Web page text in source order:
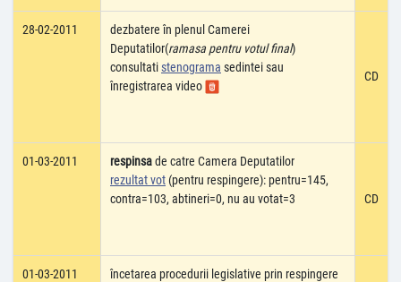
28-02-2011
dezbatere în plenul Camerei
Deputatilor(ramasa pentru votul final)
consultatistenograma sedintei sau
înregistrarea video
CD
01-03-2011 respinsade catre Camera Deputatilor
rezultat vot (pentru respingere): pentru=145,
contra=103, abtineri=0, nu au votat=3
CD
01-03-2011
încetarea procedurii legislative prin respingere